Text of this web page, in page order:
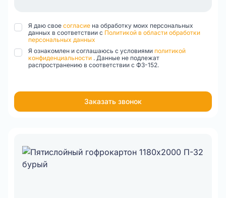
Я даю свое согласие на обработку моих персональных
данных в соответствии с Политикой в области обработки
персональных данных
Я ознакомлен и соглашаюсь с условиями политикой
конфиденциальности . Данные не подлежат
распространению в соответствии с ФЗ-152.
Заказать звонок